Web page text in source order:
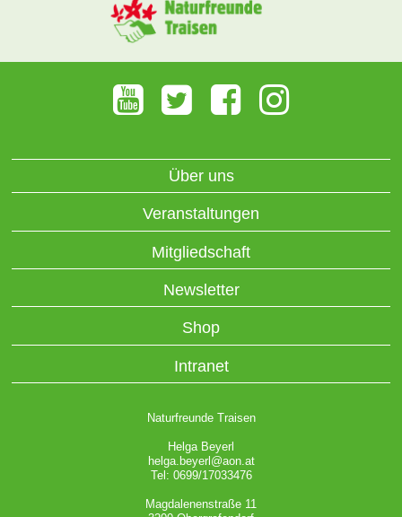
Über uns
Veranstaltungen
Mitgliedschaft
Newsletter
Shop
Intranet
Naturfreunde Traisen
Helga Beyerl
helga.beyerl@aon.at
Tel: 0699/17033476
Magdalenenstraße 11